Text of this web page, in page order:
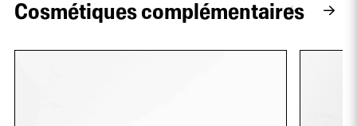
Cosmétiques complémentaires